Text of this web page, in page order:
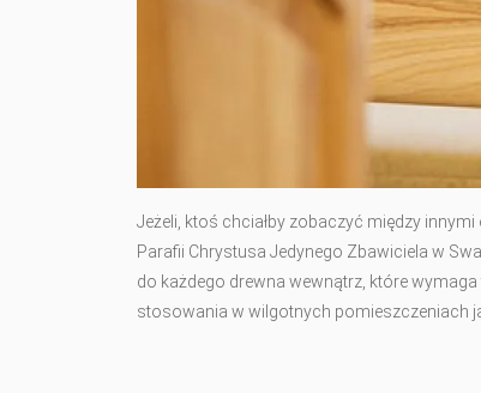
Jeżeli, ktoś chciałby zobaczyć między
Parafii Chrystusa Jedynego Zbawiciela w
do każdego drewna wewnątrz, które wymaga
stosowania w wilgotnych pomieszczeniach